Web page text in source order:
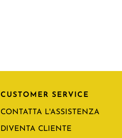
CUSTOMER SERVICE
CONTATTA L'ASSISTENZA
DIVENTA CLIENTE